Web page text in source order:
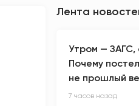
Лента
Утром — ЗАГС,
Почему
не прошлый
7 часов назад